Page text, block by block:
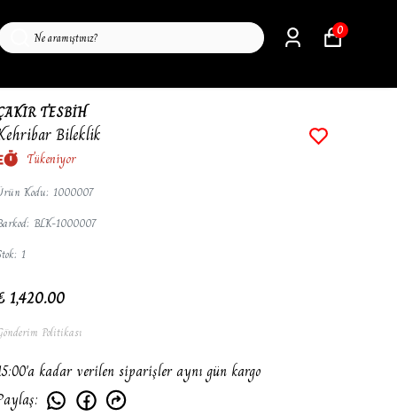
0
TESBİH
Bileklik
Tükeniyor
Kodu: 1000007
: BLK-1000007
: 1
1,420.00
Politikası
kadar verilen siparişler aynı gün kargo
: